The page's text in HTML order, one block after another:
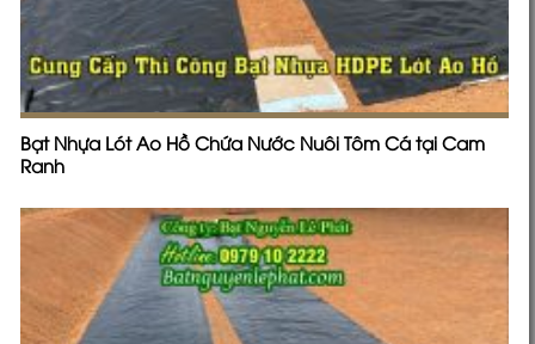
Bạt Nhựa Lót Ao Hồ Chứa Nước Nuôi Tôm Cá tại Cam
Ranh